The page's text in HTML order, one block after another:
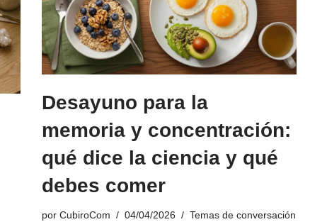
Desayuno para la
memoria y concentración:
qué dice la ciencia y qué
debes comer
por CubiroCom 04/04/2026 Temas de conversación